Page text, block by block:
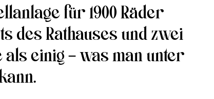
für 1900 Räder
des Rathauses und zwei
einig – was man unter